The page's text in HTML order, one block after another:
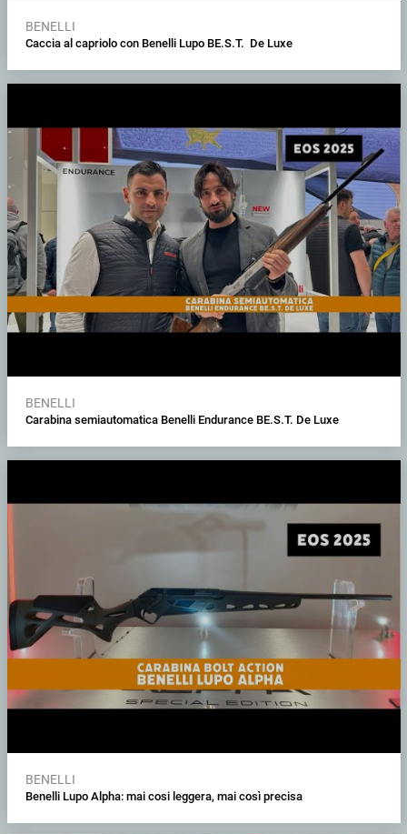
BENELLI
Caccia al capriolo con Benelli Lupo BE.S.T. De Luxe
BENELLI
Carabina semiautomatica Benelli Endurance BE.S.T. De Luxe
BENELLI
Benelli Lupo Alpha: mai cosi leggera, mai così precisa